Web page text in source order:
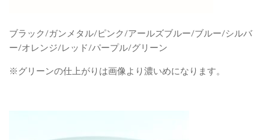
ブラック/ガンメタル/ピンク/アールズブルー/ブルー/シルバ
ー/オレンジ/レッド/パープル/グリーン
※グリーンの仕上がりは画像より濃いめになります。